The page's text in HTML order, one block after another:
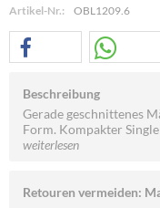
Artikel-Nr.:
OBL1209.6
Beschreibung
Gerade geschnittenes
Form. Kompakter
weiterlesen
Retouren vermeiden: